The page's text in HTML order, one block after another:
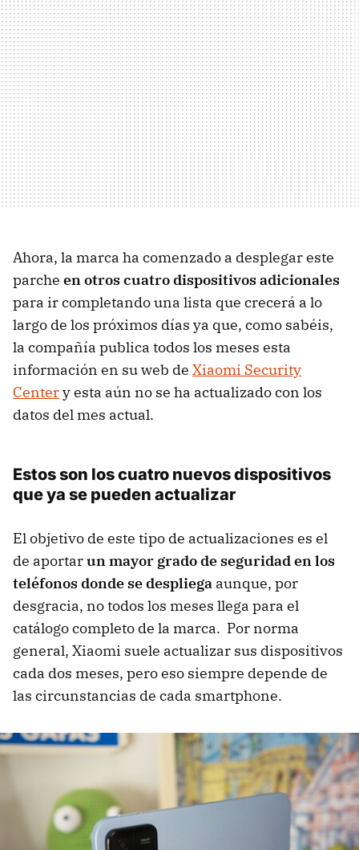
Ahora, la marca ha comenzado a desplegar este
parche en otros cuatro dispositivos adicionales
para ir completando una lista que crecerá a lo
largo de los próximos días ya que, como sabéis,
la compañía publica todos los meses esta
información en su web de Xiaomi Security
Centery esta aún no se ha actualizado con los
datos del mes actual.
Estos son los cuatro nuevos dispositivos
que ya se pueden actualizar
El objetivo de este tipo de actualizaciones es el
de aportarun mayor grado de seguridad en los
teléfonos donde se despliega aunque, por
desgracia, no todos los meses llega para el
catálogo completo de la marca. Por norma
general, Xiaomi suele actualizar sus dispositivos
cada dos meses, pero eso siempre depende de
las circunstancias de cada smartphone.